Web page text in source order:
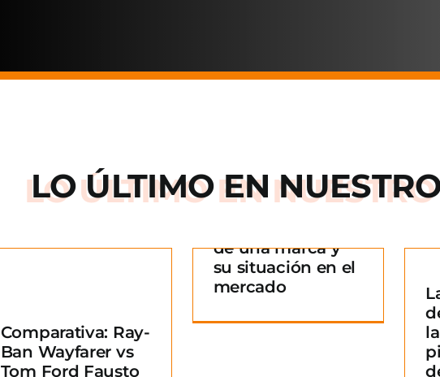
LO ÚLTIMO EN
Comparativa: Ray-
Ban Wayfarer vs
Tom Ford Fausto
mercado
de una marca y
su situación en el
mercado
La Historia detrás
de Ray-Ban: De las